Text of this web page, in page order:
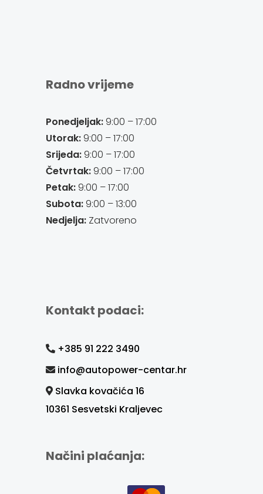
Radno vrijeme
Ponedjeljak:9:00 – 17:00
Utorak:9:00 – 17:00
Srijeda:9:00 – 17:00
Četvrtak:9:00 – 17:00
Petak:9:00 – 17:00
Subota:9:00 – 13:00
Nedjelja:Zatvoreno
Kontakt podaci:
+385 91 222 3490
info@autopower-centar.hr
Slavka kovačića 16
10361 Sesvetski Kraljevec
Načini plaćanja: